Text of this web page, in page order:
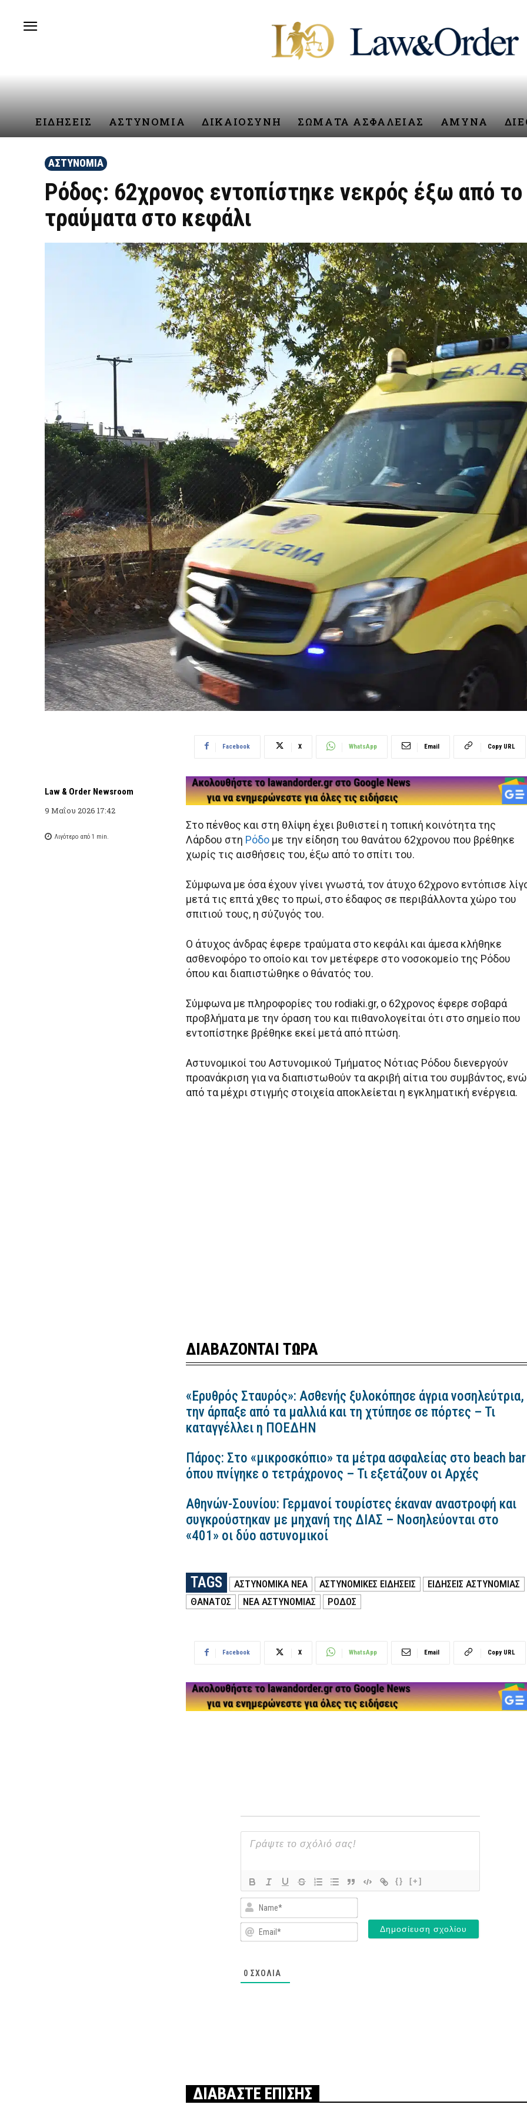
ΕΙΔΗΣΕΙΣ ΑΣΤΥΝΟΜΙΑ ΔΙΚΑΙΟΣΥΝΗ ΣΩΜΑΤΑ ΑΣΦΑΛΕΙΑΣ ΑΜΥΝΑ
ΑΣΤΥΝΟΜΙΑ
Ρόδος: 62χρονος εντοπίστηκε νεκρός έξω από
τραύματα στο κεφάλι
Law & Order Newsroom
9 Μαΐου 2026 17:42
Λιγότερο από 1 min.
Facebook X WhatsApp Email Copy URL
Στο πένθος και στη θλίψη έχει βυθιστεί η τοπική κοινότητα της
Λάρδου στη Ρόδο με την είδηση του θανάτου 62χρονου που βρέθηκε
χωρίς τις αισθήσεις του, έξω από το σπίτι του.
Σύμφωνα με όσα έχουν γίνει γνωστά, τον άτυχο 62χρονο εντόπισε
μετά τις επτά χθες το πρωί, στο έδαφος σε περιβάλλοντα χώρο του
σπιτιού τους, η σύζυγός του.
Ο άτυχος άνδρας έφερε τραύματα στο κεφάλι και άμεσα κλήθηκε
ασθενοφόρο το οποίο και τον μετέφερε στο νοσοκομείο της Ρόδου
όπου και διαπιστώθηκε ο θάνατός του.
Σύμφωνα με πληροφορίες του rodiaki.gr, ο 62χρονος έφερε σοβαρά
προβλήματα με την όραση του και πιθανολογείται ότι στο σημείο που
εντοπίστηκε βρέθηκε εκεί μετά από πτώση.
Αστυνομικοί του Αστυνομικού Τμήματος Νότιας Ρόδου διενεργούν
προανάκριση για να διαπιστωθούν τα ακριβή αίτια του συμβάντος, ενώ
από τα μέχρι στιγμής στοιχεία αποκλείεται η εγκληματική ενέργεια.
ΔΙΑΒΑΖΟΝΤΑΙ ΤΩΡΑ
«Ερυθρός Σταυρός»: Ασθενής ξυλοκόπησε άγρια νοσηλεύτρια,
την άρπαξε από τα μαλλιά και τη χτύπησε σε πόρτες – Τι
καταγγέλλει η ΠΟΕΔΗΝ
Πάρος: Στο «μικροσκόπιο» τα μέτρα ασφαλείας στο beach bar
όπου πνίγηκε ο τετράχρονος – Τι εξετάζουν οι Αρχές
Αθηνών-Σουνίου: Γερμανοί τουρίστες έκαναν αναστροφή και
συγκρούστηκαν με μηχανή της ΔΙΑΣ – Νοσηλεύονται στο
«401» οι δύο αστυνομικοί
TAGS ΑΣΤΥΝΟΜΙΚΑ ΝΕΑ ΑΣΤΥΝΟΜΙΚΕΣ ΕΙΔΗΣΕΙΣ
ΕΙΔΗΣΕΙΣ ΑΣΤΥΝΟΜΙΑΣ
ΘΑΝΑΤΟΣ
ΝΕΑ ΑΣΤΥΝΟΜΙΑΣ ΡΟΔΟΣ
Facebook X WhatsApp Email Copy URL
{} [+]
Name*
Email*
0 ΣΧΌΛΙΑ
ΔΙΑΒΑΣΤΕ ΕΠΙΣΗΣ